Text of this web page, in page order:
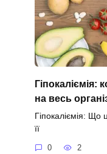
Гіпокаліємія:
на весь
Гіпокаліємія: Що
її
0 2